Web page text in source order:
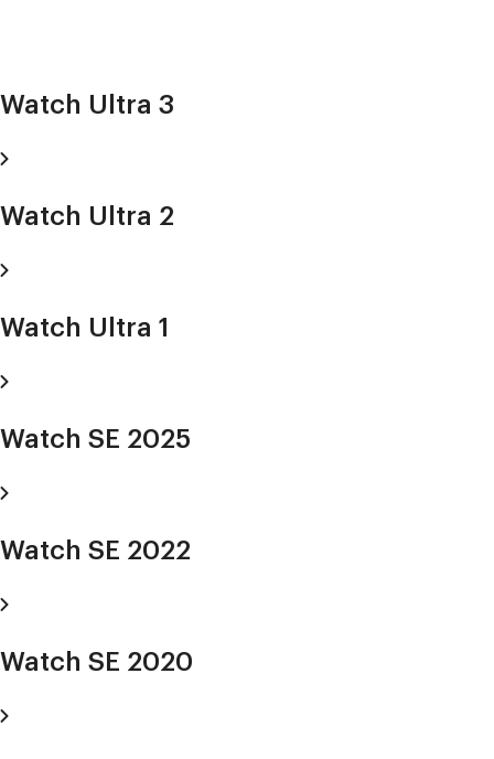
Watch Ultra 3
Watch Ultra 2
Watch Ultra 1
Watch SE 2025
Watch SE 2022
Watch SE 2020